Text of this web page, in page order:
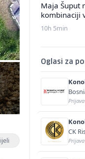
Maja Šuput
kombinaciji
10h 5min
Oglasi za
CK